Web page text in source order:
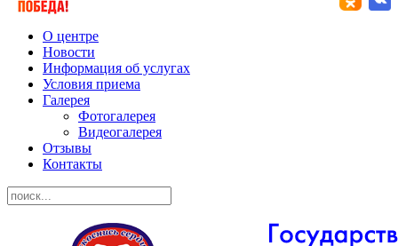
О центре
Новости
Информация об услугах
Условия приема
Галерея
Фотогалерея
Видеогалерея
Отзывы
Контакты